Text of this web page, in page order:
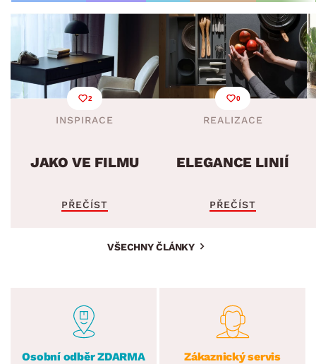
2
INSPIRACE
JAKO VE FILMU
PŘEČÍST
0
REALIZACE
ELEGANCE LINIÍ
PŘEČÍST
VŠECHNY ČLÁNKY
Osobní odběr ZDARMA
Zákaznický servis